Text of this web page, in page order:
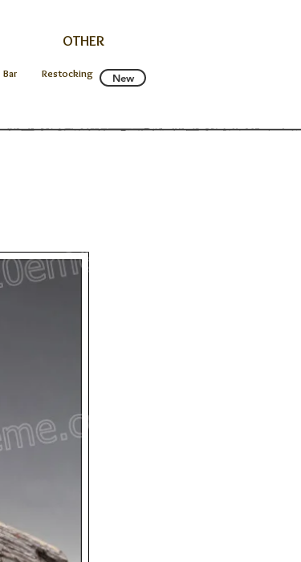
OTHER
Bar Restocking New